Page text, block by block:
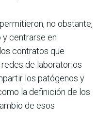
no obstante,
centrarse en
contratos que
de laboratorios
los patógenos y
la definición de los
de esos